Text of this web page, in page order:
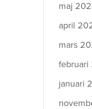
maj
april
mars
februari
januari